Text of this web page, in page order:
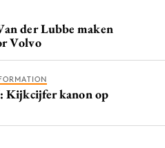
der Lubbe maken
Volvo
Kijkcijfer kanon op